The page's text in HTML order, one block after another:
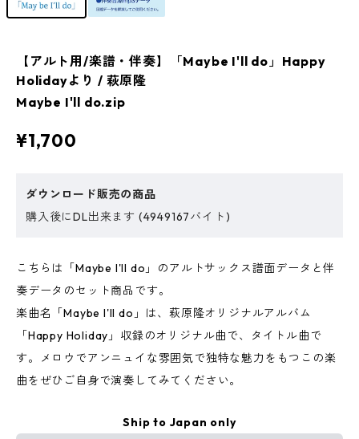
【アルト用/楽譜・伴奏】「Maybe I'll do」Happy
Holidayより / 萩原隆
Maybe I'll do.zip
¥1,700
ダウンロード販売の商品
購入後にDL出来ます (4949167バイト)
こちらは「Maybe I'll do」のアルトサックス譜面データと伴
奏データのセット商品です。
楽曲名「Maybe I'll do」は、萩原隆オリジナルアルバム
「Happy Holiday」収録のオリジナル曲で、タイトル曲で
す。メロウでアンニュイな雰囲気で独特な魅力をもつこの楽
曲をぜひご自身で演奏してみてください。
Ship to Japan only